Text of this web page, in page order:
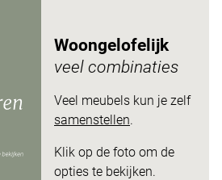
Woongelofelijk
veel combinaties
Veel meubels kun je zelf
samenstellen.
Klik op de foto om de
opties te bekijken.